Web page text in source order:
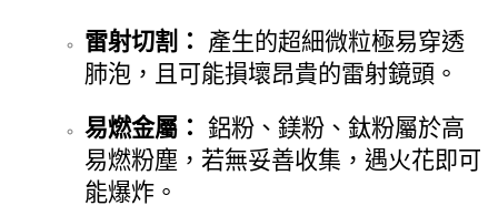
雷射切割：
產生的超細微粒極易穿透
肺泡，且可能損壞昂貴的雷射鏡頭。
易燃金屬：
鋁粉、鎂粉、鈦粉屬於高
易燃粉塵，若無妥善收集，遇火花即可
能爆炸。